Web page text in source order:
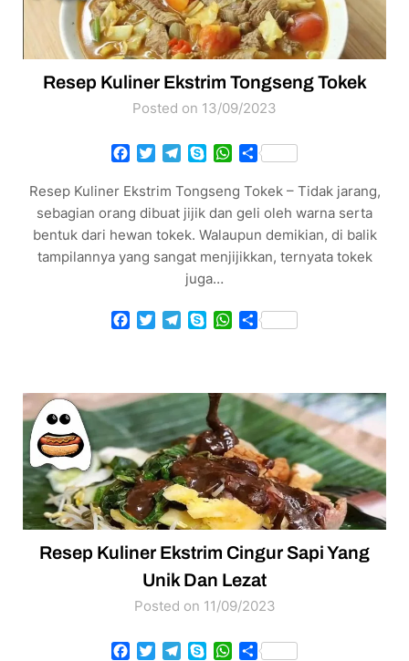
Resep Kuliner Ekstrim Tongseng Tokek
Posted on 13/09/2023
Facebook
TwitterTelegram
SkypeWhatsApp
Share
Resep Kuliner Ekstrim Tongseng Tokek – Tidak jarang,
sebagian orang dibuat jijik dan geli oleh warna serta
bentuk dari hewan tokek. Walaupun demikian, di balik
tampilannya yang sangat menjijikkan, ternyata tokek
juga…
Facebook
TwitterTelegram
SkypeWhatsApp
Share
Resep Kuliner Ekstrim Cingur Sapi Yang
Unik Dan Lezat
Posted on 11/09/2023
Facebook
TwitterTelegram
SkypeWhatsApp
Share